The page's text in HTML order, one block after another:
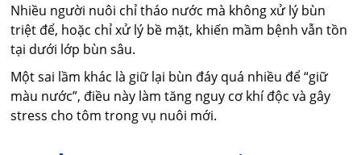
Nhiều người nuôi chỉ tháo nước mà không xử lý bùn
triệt để, hoặc chỉ xử lý bề mặt, khiến mầm bệnh vẫn tồn
tại dưới lớp bùn sâu.
Một sai lầm khác là giữ lại bùn đáy quá nhiều để “giữ
màu nước”, điều này làm tăng nguy cơ khí độc và gây
stress cho tôm trong vụ nuôi mới.